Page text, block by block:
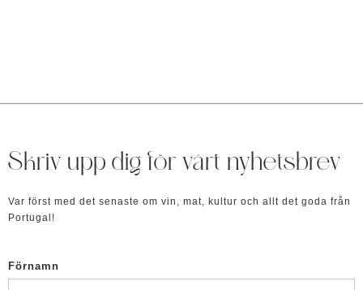
Skriv upp dig för vårt nyhetsbrev
Var först med det senaste om vin, mat, kultur och allt det goda från
Portugal!
Förnamn